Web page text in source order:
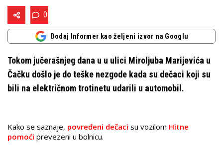
0
Dodaj Informer kao željeni izvor na Googlu
Tokom jučerašnjeg dana u u ulici Miroljuba Marijevića u
Čačku došlo je do teške nezgode kada su dečaci koji su
bili na električnom trotinetu udarili u automobil.
Kako se saznaje, povređeni dečaci su vozilom Hitne
pomoći prevezeni u bolnicu.